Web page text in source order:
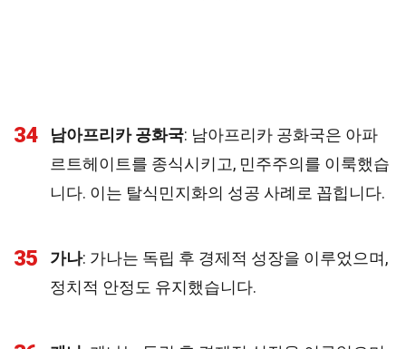
34 남아프리카 공화국: 남아프리카 공화국은 아파
르트헤이트를 종식시키고, 민주주의를 이룩했습
니다. 이는 탈식민지화의 성공 사례로 꼽힙니다.
35 가나: 가나는 독립 후 경제적 성장을 이루었으며,
정치적 안정도 유지했습니다.